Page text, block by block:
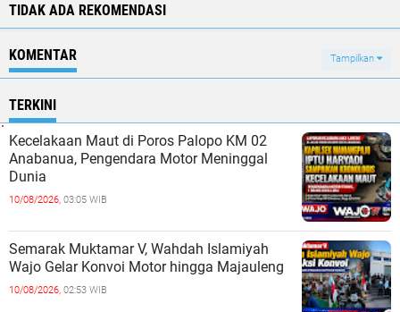
TIDAK ADA REKOMENDASI
KOMENTAR Tampilkan
TERKINI
Kecelakaan Maut di Poros Palopo KM 02
Anabanua, Pengendara Motor Meninggal
Dunia
10/08/2026, 03:05 WIB
Semarak Muktamar V, Wahdah Islamiyah
Wajo Gelar Konvoi Motor hingga Majauleng
10/08/2026, 02:53 WIB